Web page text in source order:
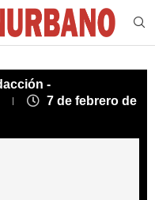
-
7 de febrero de